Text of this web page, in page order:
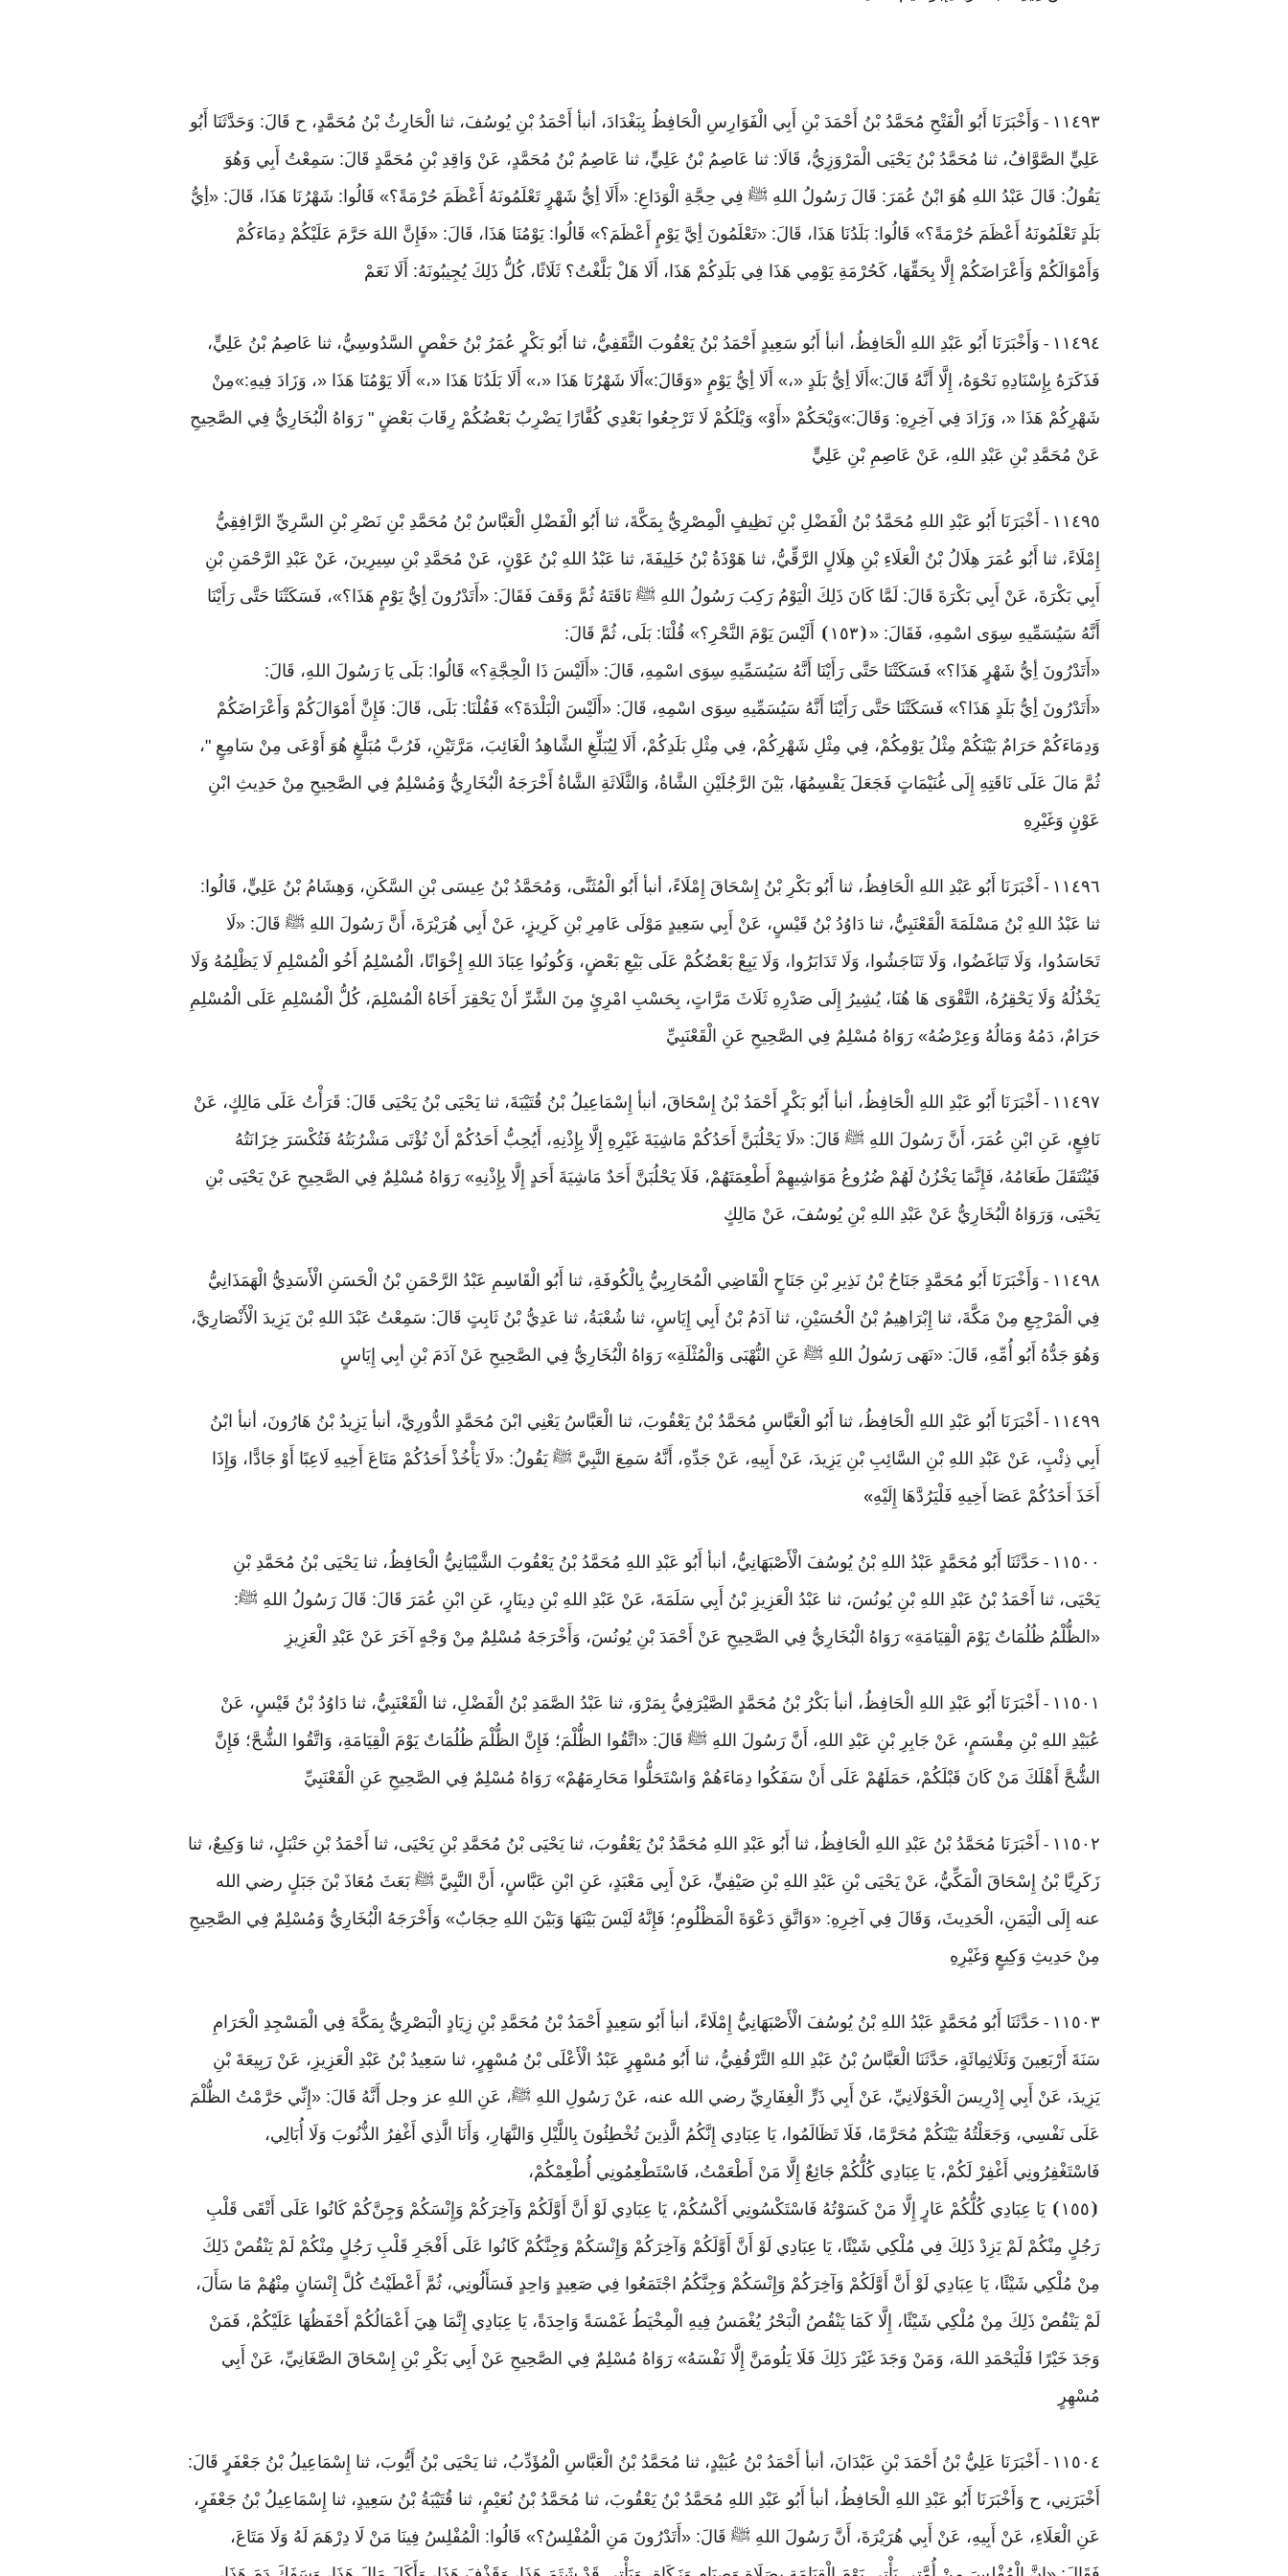
١١٤٩٣ - وَأَخْبَرَنَا أَبُو الْفَتْحِ مُحَمَّدُ بْنُ أَحْمَدَ بْنِ أَبِي الْفَوَارِسِ الْحَافِظُ بِبَغْدَادَ، أنبأ أَحْمَدُ بْنِ يُوسُفَ، ثنا الْحَارِثُ بْنُ مُحَمَّدٍ، ح قَالَ: وَحَدَّثَنَا أَبُو
عَلِيٍّ الصَّوَّافُ، ثنا مُحَمَّدُ بْنُ يَحْيَى الْمَرْوَزِيُّ، قَالَا: ثنا عَاصِمُ بْنُ عَلِيٍّ، ثنا عَاصِمُ بْنُ مُحَمَّدٍ، عَنْ وَاقِدِ بْنِ مُحَمَّدٍ قَالَ: سَمِعْتُ أَبِي وَهُوَ
يَقُولُ: قَالَ عَبْدُ اللهِ هُوَ ابْنُ عُمَرَ: قَالَ رَسُولُ اللهِ ﷺ فِي حِجَّةِ الْوَدَاعِ: «أَلَا أِيُّ شَهْرٍ تَعْلَمُونَهُ أَعْظَمَ حُرْمَةً؟» قَالُوا: شَهْرُنَا هَذَا، قَالَ: «أِيُّ
بَلَدٍ تَعْلَمُونَهُ أَعْظَمَ حُرْمَةً؟» قَالُوا: بَلَدُنَا هَذَا، قَالَ: «تَعْلَمُونَ أِيَّ يَوْمٍ أَعْظَمَ؟» قَالُوا: يَوْمُنَا هَذَا، قَالَ: «فَإِنَّ اللهَ حَرَّمَ عَلَيْكُمْ دِمَاءَكُمْ
وَأَمْوَالَكُمْ وَأَعْرَاضَكُمْ إِلَّا بِحَقِّهَا، كَحُرْمَةِ يَوْمِي هَذَا فِي بَلَدِكُمْ هَذَا، أَلَا هَلْ بَلَّغْتُ؟ ثَلَاثًا، كُلُّ ذَلِكَ يُجِيبُونَهُ: أَلَا نَعَمْ
١١٤٩٤ - وَأَخْبَرَنَا أَبُو عَبْدِ اللهِ الْحَافِظُ، أنبأ أَبُو سَعِيدٍ أَحْمَدُ بْنُ يَعْقُوبَ الثَّقَفِيُّ، ثنا أَبُو بَكْرٍ عُمَرُ بْنُ حَفْصٍ السَّدُوسِيُّ، ثنا عَاصِمُ بْنُ عَلِيٍّ،
فَذَكَرَهُ بِإِسْنَادِهِ نَحْوَهُ، إِلَّا أَنَّهُ قَالَ:»أَلَا أِيُّ بَلَدٍ «،» أَلَا أِيُّ يَوْمٍ «وَقَالَ:»أَلَا شَهْرُنَا هَذَا «،» أَلَا بَلَدُنَا هَذَا «،» أَلَا يَوْمُنَا هَذَا «، وَزَادَ فِيهِ:»مِنْ
شَهْرِكُمْ هَذَا «، وَزَادَ فِي آخِرِهِ: وَقَالَ:»وَيْحَكُمْ «أَوْ» وَيْلَكُمْ لَا تَرْجِعُوا بَعْدِي كُفَّارًا يَضْرِبُ بَعْضُكُمْ رِقَابَ بَعْضٍ " رَوَاهُ الْبُخَارِيُّ فِي الصَّحِيحِ
عَنْ مُحَمَّدِ بْنِ عَبْدِ اللهِ، عَنْ عَاصِمِ بْنِ عَلِيٍّ
١١٤٩٥ - أَخْبَرَنَا أَبُو عَبْدِ اللهِ مُحَمَّدُ بْنُ الْفَضْلِ بْنِ نَظِيفٍ الْمِصْرِيُّ بِمَكَّةَ، ثنا أَبُو الْفَضْلِ الْعَبَّاسُ بْنُ مُحَمَّدِ بْنِ نَصْرِ بْنِ السَّرِيِّ الرَّافِقِيُّ
إِمْلَاءً، ثنا أَبُو عُمَرَ هِلَالُ بْنُ الْعَلَاءِ بْنِ هِلَالٍ الرَّقِّيُّ، ثنا هَوْذَةُ بْنُ خَلِيفَةَ، ثنا عَبْدُ اللهِ بْنُ عَوْنٍ، عَنْ مُحَمَّدِ بْنِ سِيرِينَ، عَنْ عَبْدِ الرَّحْمَنِ بْنِ
أَبِي بَكْرَةَ، عَنْ أَبِي بَكْرَةَ قَالَ: لَمَّا كَانَ ذَلِكَ الْيَوْمُ رَكِبَ رَسُولُ اللهِ ﷺ نَاقَتَهُ ثُمَّ وَقَفَ فَقَالَ: «أَتَدْرُونَ أِيُّ يَوْمٍ هَذَا؟»، فَسَكَتْنَا حَتَّى رَأَيْنَا
أَنَّهُ سَيُسَمِّيهِ سِوَى اسْمِهِ، فَقَالَ: « ⦗١٥٣ ⦘ أَلَيْسَ يَوْمَ النَّحْرِ؟» قُلْنَا: بَلَى، ثُمَّ قَالَ:
«أَتَدْرُونَ أِيُّ شَهْرٍ هَذَا؟» فَسَكَتْنَا حَتَّى رَأَيْنَا أَنَّهُ سَيُسَمِّيهِ سِوَى اسْمِهِ، قَالَ: «أَلَيْسَ ذَا الْحِجَّةِ؟» قَالُوا : بَلَى يَا رَسُولَ اللهِ، قَالَ:
«أَتَدْرُونَ أِيُّ بَلَدٍ هَذَا؟» فَسَكَتْنَا حَتَّى رَأَيْنَا أَنَّهُ سَيُسَمِّيهِ سِوَى اسْمِهِ، قَالَ: «أَلَيْسَ الْبَلْدَةَ؟» فَقُلْنَا: بَلَى، قَالَ: فَإِنَّ أَمْوَالَكُمْ وَأَعْرَاضَكُمْ
وَدِمَاءَكُمْ حَرَامٌ بَيْنَكُمْ مِثْلُ يَوْمِكُمْ، فِي مِثْلِ شَهْرِكُمْ، فِي مِثْلِ بَلَدِكُمْ، أَلَا لِيُبَلِّغِ الشَّاهِدُ الْغَائِبَ، مَرَّتَيْنِ، فَرُبَّ مُبَلَّغٍ هُوَ أَوْعَى مِنْ سَامِعٍ "،
ثُمَّ مَالَ عَلَى نَاقَتِهِ إِلَى غُنَيْمَاتٍ فَجَعَلَ يَقْسِمُهَا، بَيْنَ الرَّجُلَيْنِ الشَّاةُ، وَالثَّلَاثَةِ الشَّاةُ أَخْرَجَهُ الْبُخَارِيُّ وَمُسْلِمٌ فِي الصَّحِيحِ مِنْ حَدِيثِ ابْنِ
عَوْنٍ وَغَيْرِهِ
١١٤٩٦ - أَخْبَرَنَا أَبُو عَبْدِ اللهِ الْحَافِظُ، ثنا أَبُو بَكْرِ بْنُ إِسْحَاقَ إِمْلَاءً، أنبأ أَبُو الْمُثَنَّى، وَمُحَمَّدُ بْنُ عِيسَى بْنِ السَّكَنِ، وَهِشَامُ بْنُ عَلِيٍّ، قَالُوا:
ثنا عَبْدُ اللهِ بْنُ مَسْلَمَةَ الْقَعْنَبِيُّ، ثنا دَاوُدُ بْنُ قَيْسٍ، عَنْ أَبِي سَعِيدٍ مَوْلَى عَامِرِ بْنِ كَرِيزٍ، عَنْ أَبِي هُرَيْرَةَ، أَنَّ رَسُولَ اللهِ ﷺ قَالَ: «لَا
تَحَاسَدُوا، وَلَا تَبَاغَضُوا، وَلَا تَنَاجَشُوا، وَلَا تَدَابَرُوا، وَلَا يَبِعْ بَعْضُكُمْ عَلَى بَيْعِ بَعْضٍ، وَكُونُوا عِبَادَ اللهِ إِخْوَانًا، الْمُسْلِمُ أَخُو الْمُسْلِمِ لَا يَظْلِمُهُ وَلَا
يَخْذُلُهُ وَلَا يَحْقِرُهُ، التَّقْوَى هَا هُنَا، يُشِيرُ إِلَى صَدْرِهِ ثَلَاثَ مَرَّاتٍ، بِحَسْبِ امْرِئٍ مِنَ الشَّرِّ أَنْ يَحْقِرَ أَخَاهُ الْمُسْلِمَ، كُلُّ الْمُسْلِمِ عَلَى الْمُسْلِمِ
حَرَامٌ، دَمُهُ وَمَالُهُ وَعِرْضُهُ» رَوَاهُ مُسْلِمٌ فِي الصَّحِيحِ عَنِ الْقَعْنَبِيِّ
١١٤٩٧ - أَخْبَرَنَا أَبُو عَبْدِ اللهِ الْحَافِظُ، أنبأ أَبُو بَكْرٍ أَحْمَدُ بْنُ إِسْحَاقَ، أنبأ إِسْمَاعِيلُ بْنُ قُتَيْبَةَ، ثنا يَحْيَى بْنُ يَحْيَى قَالَ: قَرَأْتُ عَلَى مَالِكٍ، عَنْ
نَافِعٍ، عَنِ ابْنِ عُمَرَ، أَنَّ رَسُولَ اللهِ ﷺ قَالَ: «لَا يَحْلُبَنَّ أَحَدُكُمْ مَاشِيَةَ غَيْرِهِ إِلَّا بِإِذْنِهِ، أَيُحِبُّ أَحَدُكُمْ أَنْ تُؤْتَى مَشْرُبَتُهُ فَتُكْسَرَ خِزَانَتُهُ
فَيُنْتَقَلَ طَعَامُهُ، فَإِنَّمَا يَخْزُنُ لَهُمْ ضُرُوعُ مَوَاشِيهِمْ أَطْعِمَتَهُمْ، فَلَا يَحْلُبَنَّ أَحَدٌ مَاشِيَةَ أَحَدٍ إِلَّا بِإِذْنِهِ» رَوَاهُ مُسْلِمٌ فِي الصَّحِيحِ عَنْ يَحْيَى بْنِ
يَحْيَى، وَرَوَاهُ الْبُخَارِيُّ عَنْ عَبْدِ اللهِ بْنِ يُوسُفَ، عَنْ مَالِكٍ
١١٤٩٨ - وَأَخْبَرَنَا أَبُو مُحَمَّدٍ جَنَاحُ بْنُ نَذِيرِ بْنِ جَنَاحٍ الْقَاضِي الْمُحَارِبِيُّ بِالْكُوفَةِ، ثنا أَبُو الْقَاسِمِ عَبْدُ الرَّحْمَنِ بْنُ الْحَسَنِ الْأَسَدِيُّ الْهَمَذَانِيُّ
فِي الْمَرْجِعِ مِنْ مَكَّةَ، ثنا إِبْرَاهِيمُ بْنُ الْحُسَيْنِ، ثنا آدَمُ بْنُ أَبِي إِيَاسٍ، ثنا شُعْبَةُ، ثنا عَدِيُّ بْنُ ثَابِتٍ قَالَ: سَمِعْتُ عَبْدَ اللهِ بْنَ يَزِيدَ الْأَنْصَارِيَّ،
وَهُوَ جَدُّهُ أَبُو أُمِّهِ، قَالَ: «نَهَى رَسُولُ اللهِ ﷺ عَنِ النُّهْبَى وَالْمُثْلَةِ» رَوَاهُ الْبُخَارِيُّ فِي الصَّحِيحِ عَنْ آدَمَ بْنِ أبِي إِيَاسٍ
١١٤٩٩ - أَخْبَرَنَا أَبُو عَبْدِ اللهِ الْحَافِظُ، ثنا أَبُو الْعَبَّاسِ مُحَمَّدُ بْنُ يَعْقُوبَ، ثنا الْعَبَّاسُ يَعْنِي ابْنَ مُحَمَّدٍ الدُّورِيَّ، أنبأ يَزِيدُ بْنُ هَارُونَ، أنبأ ابْنُ
أَبِي ذِئْبٍ، عَنْ عَبْدِ اللهِ بْنِ السَّائِبِ بْنِ يَزِيدَ، عَنْ أَبِيهِ، عَنْ جَدِّهِ، أَنَّهُ سَمِعَ النَّبِيَّ ﷺ يَقُولُ: «لَا يَأْخُذْ أَحَدُكُمْ مَتَاعَ أَخِيهِ لَاعِبًا أَوْ جَادًّا، وَإِذَا
أَخَذَ أَحَدُكُمْ عَصَا أَخِيهِ فَلْيَرُدَّهَا إِلَيْهِ»
١١٥٠٠ - حَدَّثَنَا أَبُو مُحَمَّدٍ عَبْدُ اللهِ بْنُ يُوسُفَ الْأَصْبَهَانِيُّ، أنبأ أَبُو عَبْدِ اللهِ مُحَمَّدُ بْنُ يَعْقُوبَ الشَّيْبَانِيُّ الْحَافِظُ، ثنا يَحْيَى بْنُ مُحَمَّدِ بْنِ
يَحْيَى، ثنا أَحْمَدُ بْنُ عَبْدِ اللهِ بْنِ يُونُسَ، ثنا عَبْدُ الْعَزِيزِ بْنُ أَبِي سَلَمَةَ، عَنْ عَبْدِ اللهِ بْنِ دِينَارٍ، عَنِ ابْنِ عُمَرَ قَالَ: قَالَ رَسُولُ اللهِ ﷺ:
«الظُّلْمُ ظُلُمَاتٌ يَوْمَ الْقِيَامَةِ» رَوَاهُ الْبُخَارِيُّ فِي الصَّحِيحِ عَنْ أَحْمَدَ بْنِ يُونُسَ، وَأَخْرَجَهُ مُسْلِمٌ مِنْ وَجْهٍ آخَرَ عَنْ عَبْدِ الْعَزِيزِ
١١٥٠١ - أَخْبَرَنَا أَبُو عَبْدِ اللهِ الْحَافِظُ، أنبأ بَكْرُ بْنُ مُحَمَّدٍ الصَّيْرَفِيُّ بِمَرْوَ، ثنا عَبْدُ الصَّمَدِ بْنُ الْفَضْلِ، ثنا الْقَعْنَبِيُّ، ثنا دَاوُدُ بْنُ قَيْسٍ، عَنْ
عُبَيْدِ اللهِ بْنِ مِقْسَمٍ، عَنْ جَابِرِ بْنِ عَبْدِ اللهِ، أَنَّ رَسُولَ اللهِ ﷺ قَالَ: «اتَّقُوا الظُّلْمَ؛ فَإِنَّ الظُّلْمَ ظُلُمَاتٌ يَوْمَ الْقِيَامَةِ، وَاتَّقُوا الشُّحَّ؛ فَإِنَّ
الشُّحَّ أَهْلَكَ مَنْ كَانَ قَبْلَكُمْ، حَمَلَهُمْ عَلَى أَنْ سَفَكُوا دِمَاءَهُمْ وَاسْتَحَلُّوا مَحَارِمَهُمْ» رَوَاهُ مُسْلِمٌ فِي الصَّحِيحِ عَنِ الْقَعْنَبِيِّ
١١٥٠٢ - أَخْبَرَنَا مُحَمَّدُ بْنُ عَبْدِ اللهِ الْحَافِظُ، ثنا أَبُو عَبْدِ اللهِ مُحَمَّدُ بْنُ يَعْقُوبَ، ثنا يَحْيَى بْنُ مُحَمَّدِ بْنِ يَحْيَى، ثنا أَحْمَدُ بْنِ حَنْبَلٍ، ثنا وَكِيعٌ، ثنا
زَكَرِيَّا بْنُ إِسْحَاقَ الْمَكِّيُّ، عَنْ يَحْيَى بْنِ عَبْدِ اللهِ بْنِ صَيْفِيٍّ، عَنْ أَبِي مَعْبَدٍ، عَنِ ابْنِ عَبَّاسٍ، أَنَّ النَّبِيَّ ﷺ بَعَثَ مُعَاذَ بْنَ جَبَلٍ رضي الله
عنه إِلَى الْيَمَنِ، الْحَدِيثَ، وَقَالَ فِي آخِرِهِ: «وَاتَّقِ دَعْوَةَ الْمَظْلُومِ؛ فَإِنَّهُ لَيْسَ بَيْنَهَا وَبَيْنَ اللهِ حِجَابٌ» وَأَخْرَجَهُ الْبُخَارِيُّ وَمُسْلِمٌ فِي الصَّحِيحِ
مِنْ حَدِيثِ وَكِيعٍ وَغَيْرِهِ
١١٥٠٣ - حَدَّثَنَا أَبُو مُحَمَّدٍ عَبْدُ اللهِ بْنُ يُوسُفَ الْأَصْبَهَانِيُّ إِمْلَاءً، أنبأ أَبُو سَعِيدٍ أَحْمَدُ بْنُ مُحَمَّدِ بْنِ زِيَادٍ الْبَصْرِيُّ بِمَكَّةَ فِي الْمَسْجِدِ الْحَرَامِ
سَنَةَ أَرْبَعِينَ وَثَلَاثِمِائَةٍ، حَدَّثَنَا الْعَبَّاسُ بْنُ عَبْدِ اللهِ التَّرْقُفِيُّ، ثنا أَبُو مُسْهِرٍ عَبْدُ الْأَعْلَى بْنُ مُسْهِرٍ، ثنا سَعِيدُ بْنُ عَبْدِ الْعَزِيزِ، عَنْ رَبِيعَةَ بْنِ
يَزِيدَ، عَنْ أَبِي إِدْرِيسَ الْخَوْلَانِيِّ، عَنْ أَبِي ذَرٍّ الْغِفَارِيِّ رضي الله عنه، عَنْ رَسُولِ اللهِ ﷺ، عَنِ اللهِ عز وجل أَنَّهُ قَالَ: «إِنِّي حَرَّمْتُ الظُّلْمَ
عَلَى نَفْسِي، وَجَعَلْتُهُ بَيْنَكُمْ مُحَرَّمًا، فَلَا تَظَالَمُوا، يَا عِبَادِي إِنَّكُمُ الَّذِينَ تُخْطِئُونَ بِاللَّيْلِ وَالنَّهَارِ، وَأَنَا الَّذِي أَغْفِرُ الذُّنُوبَ وَلَا أُبَالِي،
فَاسْتَغْفِرُونِي أَغْفِرْ لَكُمْ، يَا عِبَادِي كُلُّكُمْ جَائِعٌ إِلَّا مَنْ أَطْعَمْتُ، فَاسْتَطْعِمُونِي أُطْعِمْكُمْ،
⦗١٥٥ ⦘ يَا عِبَادِي كُلُّكُمْ عَارٍ إِلَّا مَنْ كَسَوْتُهُ فَاسْتَكْسُونِي أَكْسُكُمْ، يَا عِبَادِي لَوْ أَنَّ أَوَّلَكُمْ وَآخِرَكُمْ وَإِنْسَكُمْ وَجِنَّكُمْ كَانُوا عَلَى أَتْقَى قَلْبِ
رَجُلٍ مِنْكُمْ لَمْ يَزِدْ ذَلِكَ فِي مُلْكِي شَيْئًا، يَا عِبَادِي لَوْ أَنَّ أَوَّلَكُمْ وَآخِرَكُمْ وَإِنْسَكُمْ وَجِنَّكُمْ كَانُوا عَلَى أَفْجَرِ قَلْبِ رَجُلٍ مِنْكُمْ لَمْ يَنْقُصْ ذَلِكَ
مِنْ مُلْكِي شَيْئًا، يَا عِبَادِي لَوْ أَنَّ أَوَّلَكُمْ وَآخِرَكُمْ وَإِنْسَكُمْ وَجِنَّكُمُ اجْتَمَعُوا فِي صَعِيدٍ وَاحِدٍ فَسَأَلُونِي، ثُمَّ أَعْطَيْتُ كُلَّ إِنْسَانٍ مِنْهُمْ مَا سَأَلَ،
لَمْ يَنْقُصْ ذَلِكَ مِنْ مُلْكِي شَيْئًا، إِلَّا كَمَا يَنْقُصُ الْبَحْرُ يُغْمَسُ فِيهِ الْمِخْيَطُ غَمْسَةً وَاحِدَةً، يَا عِبَادِي إِنَّمَا هِيَ أَعْمَالُكُمْ أَحْفَظُهَا عَلَيْكُمْ، فَمَنْ
وَجَدَ خَيْرًا فَلْيَحْمَدِ اللهَ، وَمَنْ وَجَدَ غَيْرَ ذَلِكَ فَلَا يَلُومَنَّ إِلَّا نَفْسَهُ» رَوَاهُ مُسْلِمٌ فِي الصَّحِيحِ عَنْ أَبِي بَكْرِ بْنِ إِسْحَاقَ الصَّغَانِيِّ، عَنْ أَبِي
مُسْهِرٍ
١١٥٠٤ - أَخْبَرَنَا عَلِيُّ بْنُ أَحْمَدَ بْنِ عَبْدَانَ، أنبأ أَحْمَدُ بْنُ عُبَيْدٍ، ثنا مُحَمَّدُ بْنُ الْعَبَّاسِ الْمُؤَدِّبُ، ثنا يَحْيَى بْنُ أَيُّوبَ، ثنا إِسْمَاعِيلُ بْنُ جَعْفَرٍ قَالَ:
أَخْبَرَنِي، ح وَأَخْبَرَنَا أَبُو عَبْدِ اللهِ الْحَافِظُ، أنبأ أَبُو عَبْدِ اللهِ مُحَمَّدُ بْنُ يَعْقُوبَ، ثنا مُحَمَّدُ بْنُ نُعَيْمٍ، ثنا قُتَيْبَةُ بْنُ سَعِيدٍ، ثنا إِسْمَاعِيلُ بْنُ جَعْفَرٍ،
عَنِ الْعَلَاءِ، عَنْ أَبِيهِ، عَنْ أَبِي هُرَيْرَةَ، أَنَّ رَسُولَ اللهِ ﷺ قَالَ: «أَتَدْرُونَ مَنِ الْمُفْلِسُ؟» قَالُوا: الْمُفْلِسُ فِينَا مَنْ لَا دِرْهَمَ لَهُ وَلَا مَتَاعَ،